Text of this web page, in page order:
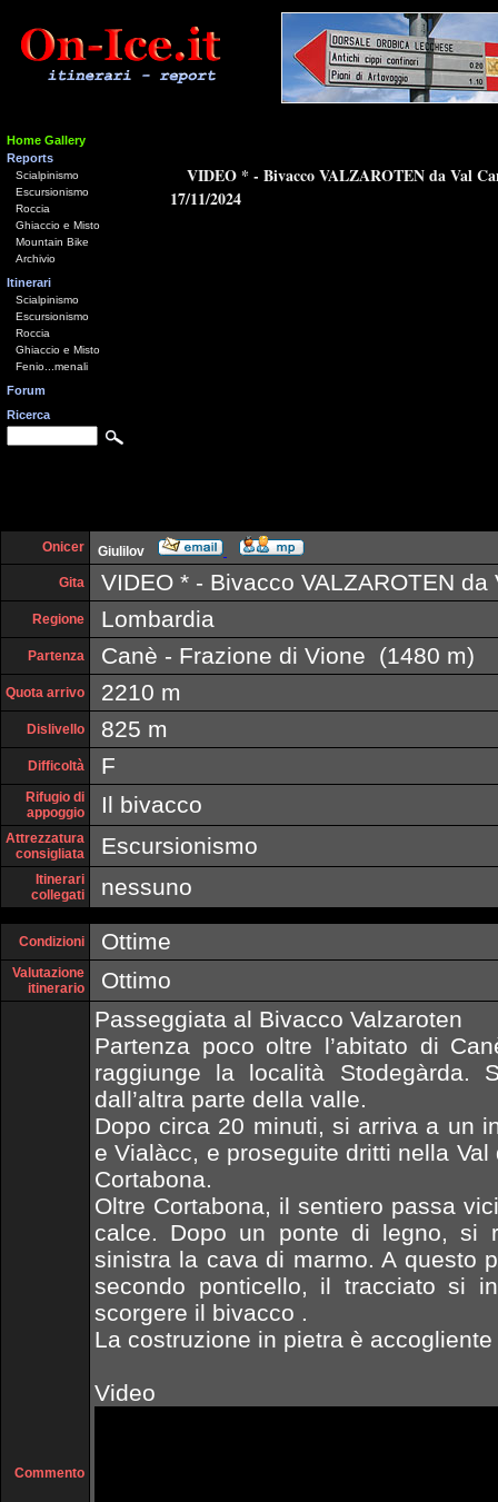
Home Gallery
Reports
Scialpinismo
Escursionismo
Roccia
Ghiaccio e Misto
Mountain Bike
Archivio
Itinerari
Scialpinismo
Escursionismo
Roccia
Ghiaccio e Misto
Fenio...menali
Forum
Ricerca
VIDEO * - Bivacco VALZAROTEN da Val
17/11/2024
Onicer
Giulilov
Gita
VIDEO * - Bivacco VALZAROTEN da
Regione Lombardia
Partenza Canè - Frazione di Vione (1480 m)
Quota arrivo 2210 m
Dislivello 825 m
Difficoltà F
Rifugio di
appoggio
Il bivacco
Attrezzatura
consigliata
Escursionismo
Itinerari
collegati
nessuno
Condizioni Ottime
Valutazione
itinerario
Ottimo
Commento
Passeggiata al Bivacco Valzaroten
Partenza poco oltre l’abitato di
raggiunge la località
dall’altra parte della valle.
Dopo circa 20 minuti, si arriva a un
e Vialàcc, e proseguite dritti nella
Cortabona.
Oltre Cortabona, il sentiero passa
calce. Dopo un ponte di legno, si
sinistra la cava di marmo. A questo
secondo ponticello, il tracciato si
scorgere il bivacco .
La costruzione in pietra è
Video